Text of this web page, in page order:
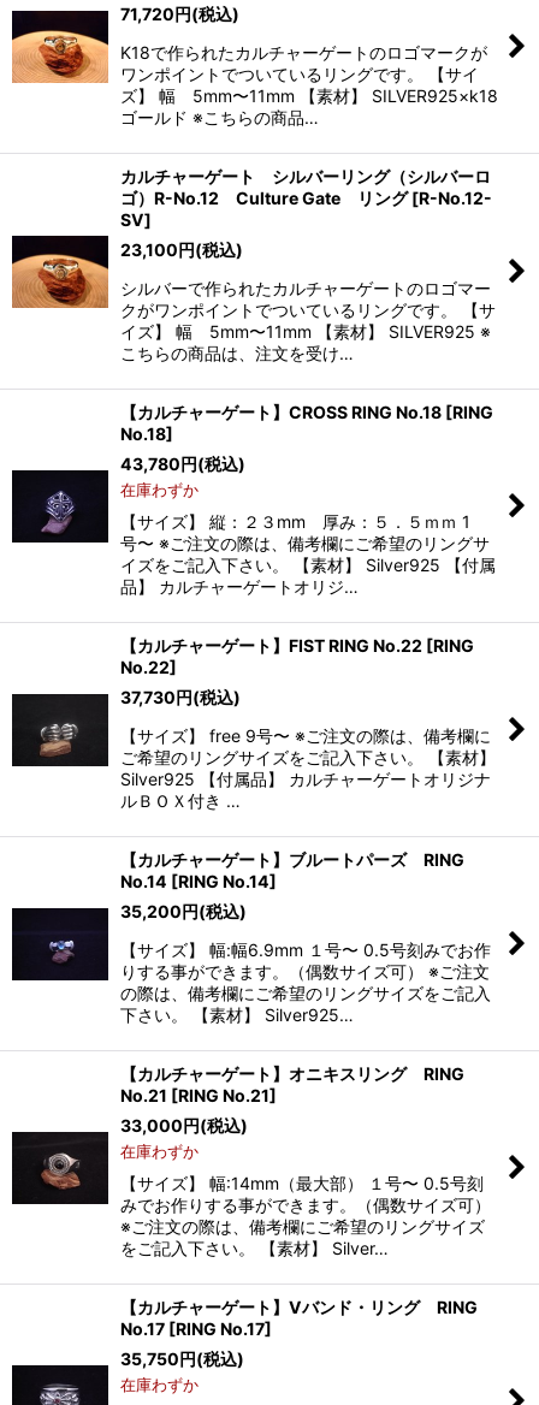
71,720円(税込)
K18で作られたカルチャーゲートのロゴマークが
ワンポイントでついているリングです。 【サイ
ズ】 幅 5mm〜11mm 【素材】 SILVER925×k18
ゴールド ※こちらの商品…
カルチャーゲート シルバーリング（シルバーロ
ゴ）R-No.12 Culture Gate リング [R-No.12-
SV]
23,100円(税込)
シルバーで作られたカルチャーゲートのロゴマー
クがワンポイントでついているリングです。 【サ
イズ】 幅 5mm〜11mm 【素材】 SILVER925 ※
こちらの商品は、注文を受け…
【カルチャーゲート】CROSS RING No.18 [RING
No.18]
43,780円(税込)
在庫わずか
【サイズ】 縦：２３mm 厚み：５．５ｍｍ 1
号〜 ※ご注文の際は、備考欄にご希望のリングサ
イズをご記入下さい。 【素材】 Silver925 【付属
品】 カルチャーゲートオリジ…
【カルチャーゲート】FIST RING No.22 [RING
No.22]
37,730円(税込)
【サイズ】 free 9号〜 ※ご注文の際は、備考欄に
ご希望のリングサイズをご記入下さい。 【素材】
Silver925 【付属品】 カルチャーゲートオリジナ
ルＢＯＸ付き …
【カルチャーゲート】ブルートパーズ RING
No.14 [RING No.14]
35,200円(税込)
【サイズ】 幅:幅6.9mm １号〜 0.5号刻みでお作
りする事ができます。（偶数サイズ可） ※ご注文
の際は、備考欄にご希望のリングサイズをご記入
下さい。 【素材】 Silver925…
【カルチャーゲート】オニキスリング RING
No.21 [RING No.21]
33,000円(税込)
在庫わずか
【サイズ】 幅:14mm（最大部） １号〜 0.5号刻
みでお作りする事ができます。（偶数サイズ可）
※ご注文の際は、備考欄にご希望のリングサイズ
をご記入下さい。 【素材】 Silver…
【カルチャーゲート】Vバンド・リング RING
No.17 [RING No.17]
35,750円(税込)
在庫わずか